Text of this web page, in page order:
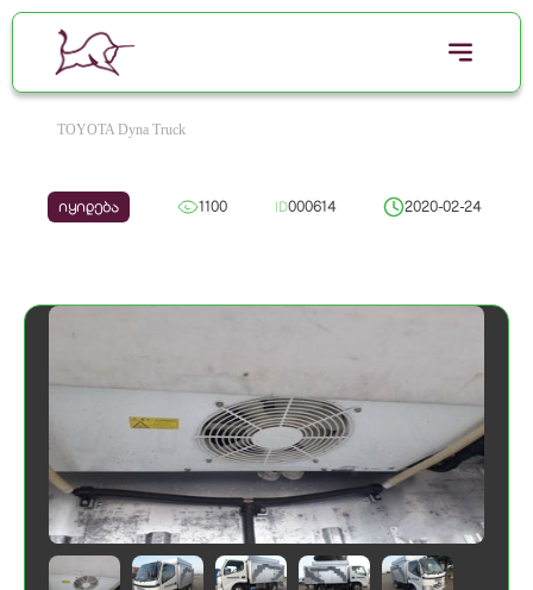
TOYOTA Dyna Truck
იყიდება 1100 ID000614 2020-02-24